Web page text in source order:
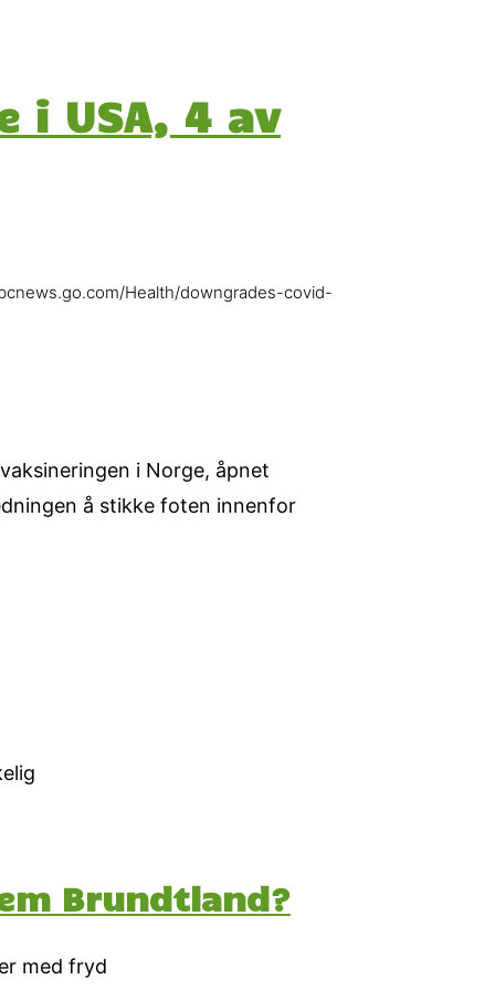
i USA, 4 av
Health/downgrades-covid-
i Norge, åpnet
å stikke foten innenfor
Brundtland?
med fryd